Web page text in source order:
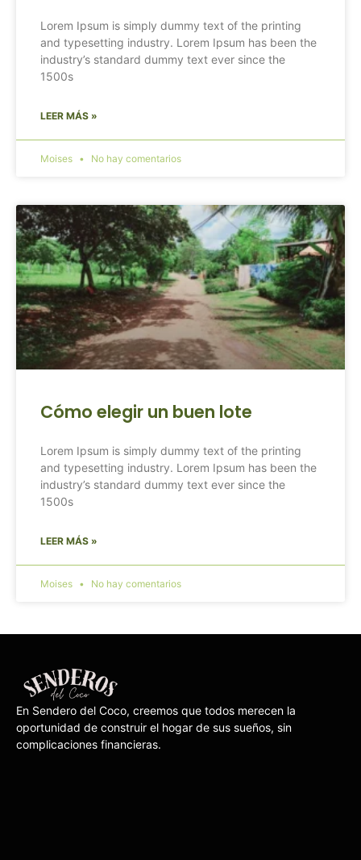
Lorem Ipsum is simply dummy text of the printing
and typesetting industry. Lorem Ipsum has been the
industry’s standard dummy text ever since the
1500s
LEER MÁS »
Moises No hay comentarios
Cómo elegir un buen lote
Lorem Ipsum is simply dummy text of the printing
and typesetting industry. Lorem Ipsum has been the
industry’s standard dummy text ever since the
1500s
LEER MÁS »
Moises No hay comentarios
En Sendero del Coco, creemos que todos ​merecen la
oportunidad de construir el hogar de ​sus sueños, sin
complicaciones financieras.